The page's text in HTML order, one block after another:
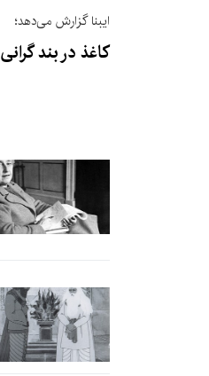
ایبنا گزارش می‌دهد؛
کاغذ در بند گرانی